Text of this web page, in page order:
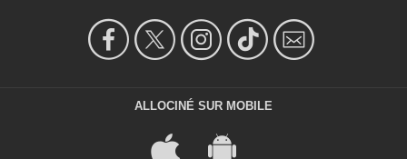
ALLOCINÉ SUR MOBILE